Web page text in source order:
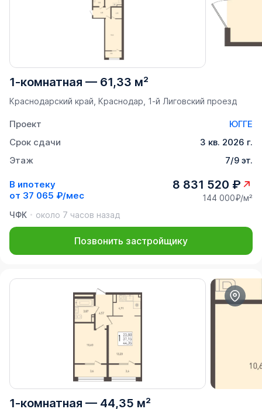
1-комнатная — 61,33 м²
Краснодарский край, Краснодар, 1-й Лиговский проезд
Проект
ЮГГЕ
Срок сдачи
3 кв. 2026 г.
Этаж
7/9 эт.
В ипотеку
от 37 065 ₽/мес
8 831 520 ₽
144 000₽/м²
ЧФК
около 7 часов назад
Позвонить застройщику
1-комнатная — 44,35 м²